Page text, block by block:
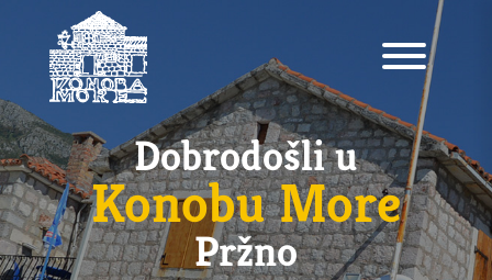
Dobrodošli u
Konobu More
Pržno